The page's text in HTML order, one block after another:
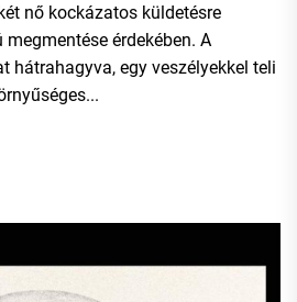
nő kockázatos küldetésre
érdekében. A
hátrahagyva, egy veszélyekkel teli